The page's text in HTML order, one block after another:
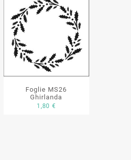
Foglie MS26
Ghirlanda
1,80 €